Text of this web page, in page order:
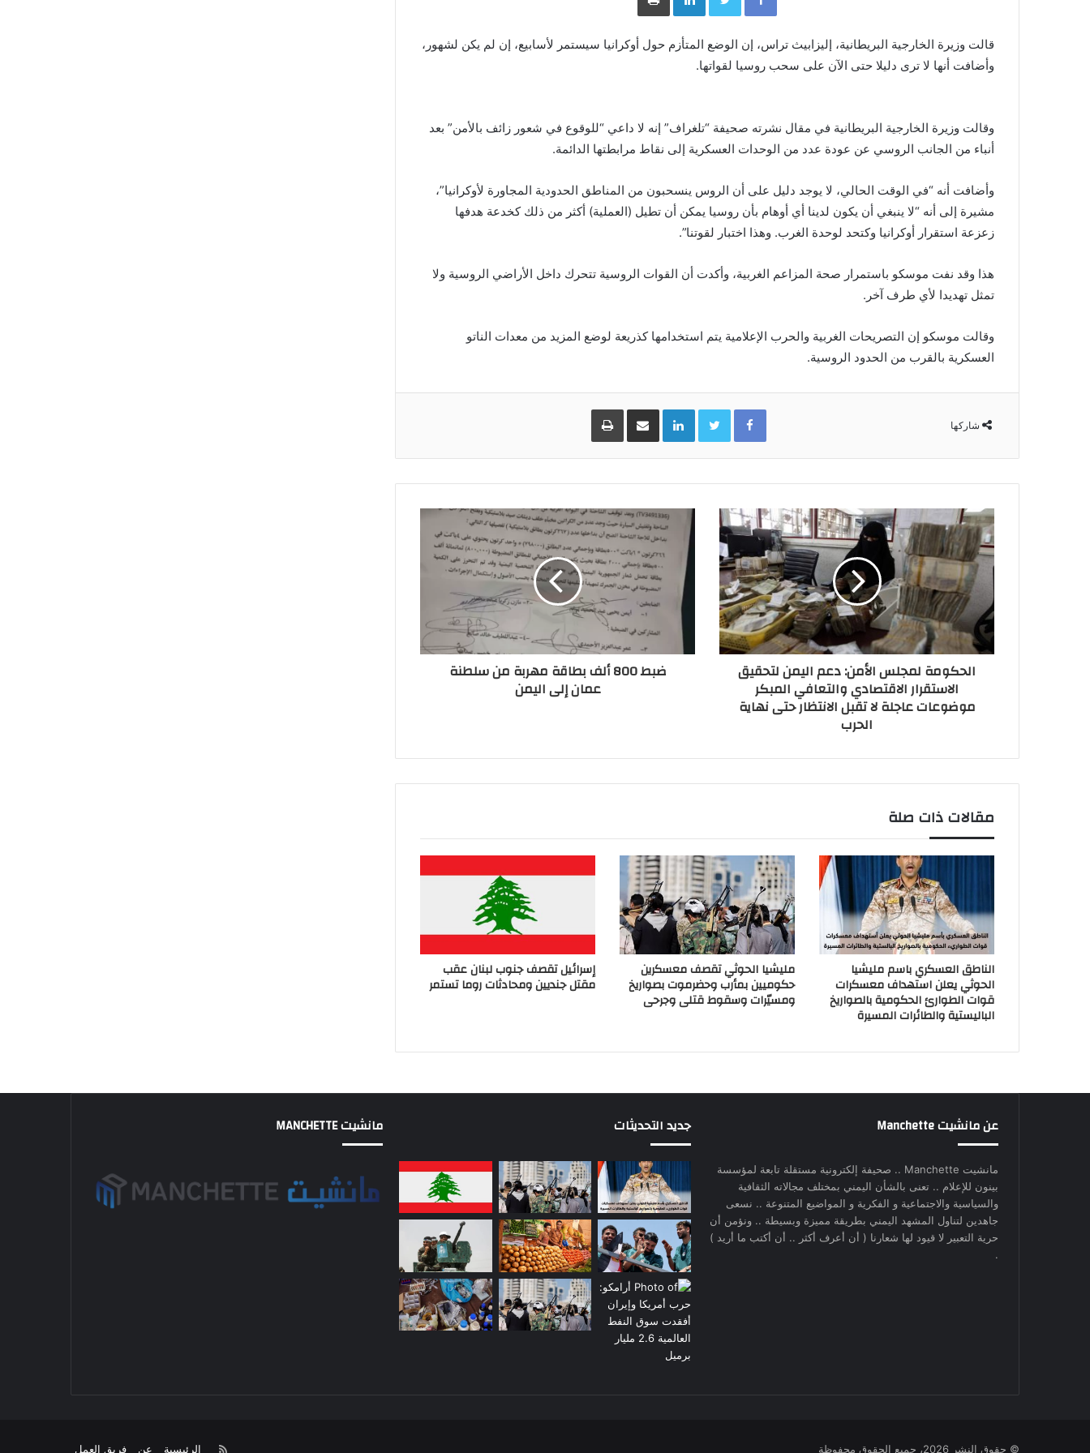
قالت وزيرة الخارجية البريطانية، إليزابيث تراس، إن الوضع المتأزم حول أوكرانيا سيستمر لأسابيع، إن لم يكن لشهور،
وأضافت أنها لا ترى دليلا حتى الآن على سحب روسيا لقواتها.
وقالت وزيرة الخارجية البريطانية في مقال نشرته صحيفة “تلغراف” إنه لا داعي “للوقوع في شعور زائف بالأمن” بعد
أنباء من الجانب الروسي عن عودة عدد من الوحدات العسكرية إلى نقاط مرابطتها الدائمة.
وأضافت أنه “في الوقت الحالي، لا يوجد دليل على أن الروس ينسحبون من المناطق الحدودية المجاورة لأوكرانيا”،
مشيرة إلى أنه “لا ينبغي أن يكون لدينا أي أوهام بأن روسيا يمكن أن تطيل (العملية) أكثر من ذلك كخدعة هدفها
زعزعة استقرار أوكرانيا وكتحد لوحدة الغرب. وهذا اختبار لقوتنا”.
هذا وقد نفت موسكو باستمرار صحة المزاعم الغربية، وأكدت أن القوات الروسية تتحرك داخل الأراضي الروسية ولا
تمثل تهديدا لأي طرف آخر.
وقالت موسكو إن التصريحات الغربية والحرب الإعلامية يتم استخدامها كذريعة لوضع المزيد من معدات الناتو
العسكرية بالقرب من الحدود الروسية.
شاركها
Facebook
Twitter
LinkedInمشاركة عبر البريد طباعة
الحكومة لمجلس الأمن: دعم اليمن لتحقيق
الاستقرار الاقتصادي والتعافي المبكر
موضوعات عاجلة لا تقبل الانتظار حتى نهاية
الحرب
ضبط 800 ألف بطاقة مهربة من سلطنة
عمان إلى اليمن
مقالات ذات صلة
الناطق العسكري باسم مليشيا
الحوثي يعلن استهداف معسكرات
قوات الطوارئ الحكومية بالصواريخ
الباليستية والطائرات المسيرة
مليشيا الحوثي تقصف معسكرين
حكوميين بمأرب وحضرموت بصواريخ
ومسيّرات وسقوط قتلى وجرحى
إسرائيل تقصف جنوب لبنان عقب
مقتل جنديين ومحادثات روما تستمر
عن مانشيت Manchette
مانشيت Manchette .. صحيفة إلكترونية مستقلة تابعة لمؤسسة
بينون للإعلام .. تعنى بالشأن اليمني بمختلف مجالاته الثقافية
والسياسية والاجتماعية و الفكرية و المواضيع المتنوعة .. نسعى
جاهدين لتناول المشهد اليمني بطريقة مميزة وبسيطة .. ونؤمن أن
حرية التعبير لا قيود لها شعارنا ( أن أعرف أكثر .. أن أكتب ما أريد )
.
جديد التحديثات مانشيت MANCHETTE
© حقوق النشر 2026، جميع الحقوق محفوظة الرئيسية عن فريق العمل RSS